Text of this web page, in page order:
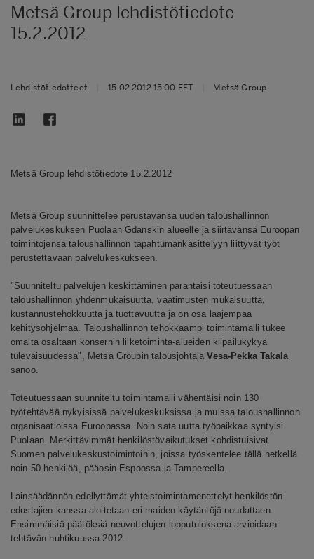
Metsä Group lehdistötiedote
15.2.2012
Lehdistötiedotteet 15.02.2012 15:00 EET Metsä Group
Metsä Group lehdistötiedote 15.2.2012
Metsä Group suunnittelee perustavansa uuden taloushallinnon
palvelukeskuksen Puolaan Gdanskin alueelle ja siirtävänsä Euroopan
toimintojensa taloushallinnon tapahtumankäsittelyyn liittyvät työt
perustettavaan palvelukeskukseen.
"Suunniteltu palvelujen keskittäminen parantaisi toteutuessaan
taloushallinnon yhdenmukaisuutta, vaatimusten mukaisuutta,
kustannustehokkuutta ja tuottavuutta ja on osa laajempaa
kehitysohjelmaa. Taloushallinnon tehokkaampi toimintamalli tukee
omalta osaltaan konsernin liiketoiminta-alueiden kilpailukykyä
tulevaisuudessa", Metsä Groupin talousjohtajaVesa-Pekka Takala
sanoo.
Toteutuessaan suunniteltu toimintamalli vähentäisi noin 130
työtehtävää nykyisissä palvelukeskuksissa ja muissa taloushallinnon
organisaatioissa Euroopassa. Noin sata uutta työpaikkaa syntyisi
Puolaan. Merkittävimmät henkilöstövaikutukset kohdistuisivat
Suomen palvelukeskustoimintoihin, joissa työskentelee tällä hetkellä
noin 50 henkilöä, pääosin Espoossa ja Tampereella.
Lainsäädännön edellyttämät yhteistoimintamenettelyt henkilöstön
edustajien kanssa aloitetaan eri maiden käytäntöjä noudattaen.
Ensimmäisiä päätöksiä neuvottelujen lopputuloksena arvioidaan
tehtävän huhtikuussa 2012.